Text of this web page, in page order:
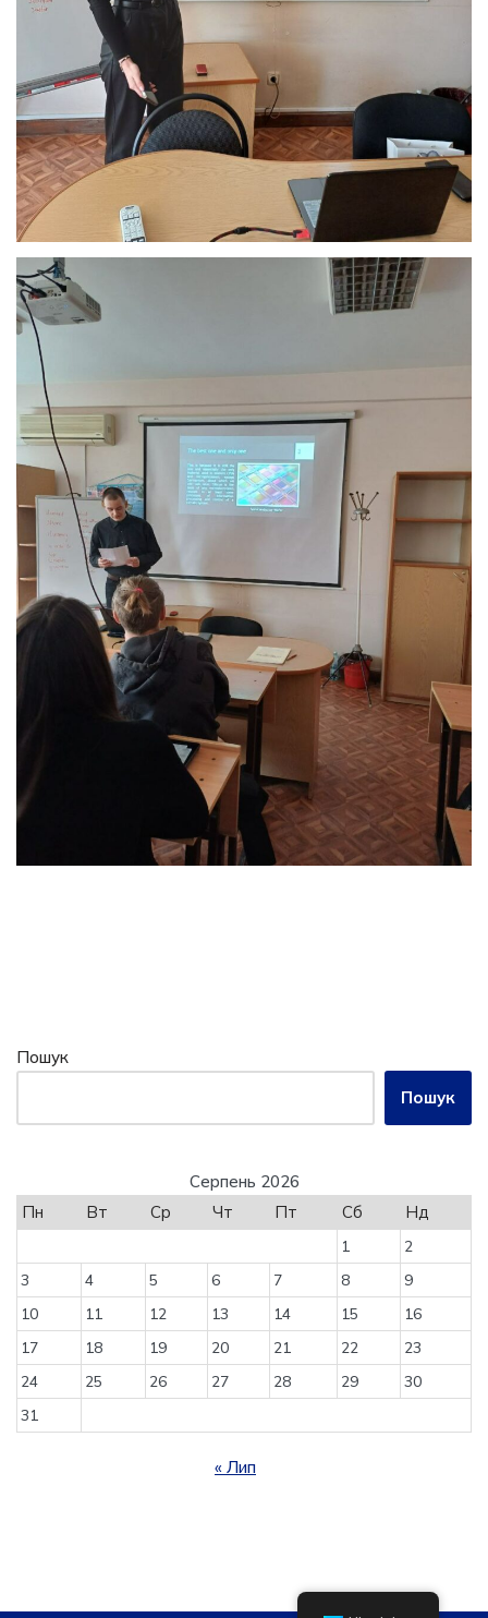
Пошук
Пошук
Серпень 2026
Пн
Вт Ср Чт Пт Сб Нд
1
2
3
4 5 6 7 8
9
10
11 12 13 14 15
16
17
18 19 20 21 22
23
24
25 26 27 28 29
30
31
« Лип